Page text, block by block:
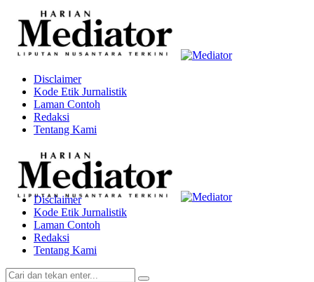
Disclaimer
Kode Etik Jurnalistik
Laman Contoh
Redaksi
Tentang Kami
Disclaimer
Kode Etik Jurnalistik
Laman Contoh
Redaksi
Tentang Kami